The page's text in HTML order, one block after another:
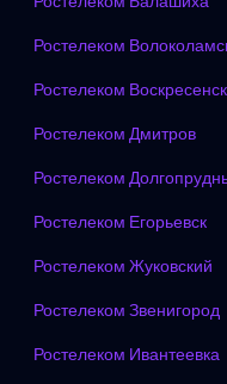
Ростелеком
Ростелеком Воскресенск
Ростелеком Дмитров
Ростелеком
Ростелеком Егорьевск
Ростелеком Жуковский
Ростелеком Звенигород
Ростелеком Ивантеевка